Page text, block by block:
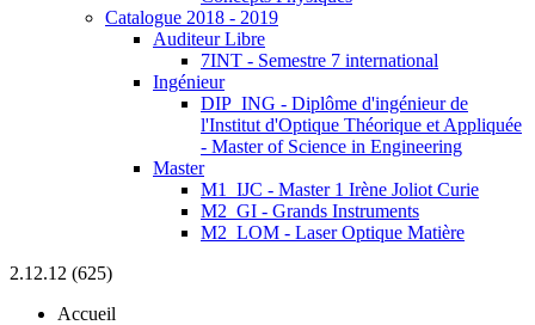
Catalogue 2018 - 2019
Auditeur Libre
7INT - Semestre 7 international
Ingénieur
DIP_ING - Diplôme d'ingénieur de
l'Institut d'Optique Théorique et Appliquée
- Master of Science in Engineering
Master
M1_IJC - Master 1 Irène Joliot Curie
M2_GI - Grands Instruments
M2_LOM - Laser Optique Matière
2.12.12 (625)
Accueil